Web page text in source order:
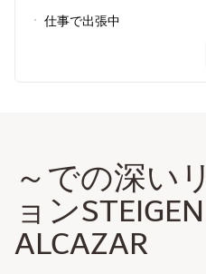
仕事で出張中
～での深い
ョン
ALCAZAR